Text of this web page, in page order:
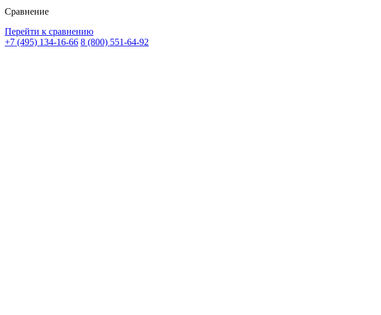
Сравнение
Перейти к сравнению
+7 (495) 134-16-66 8 (800) 551-64-92